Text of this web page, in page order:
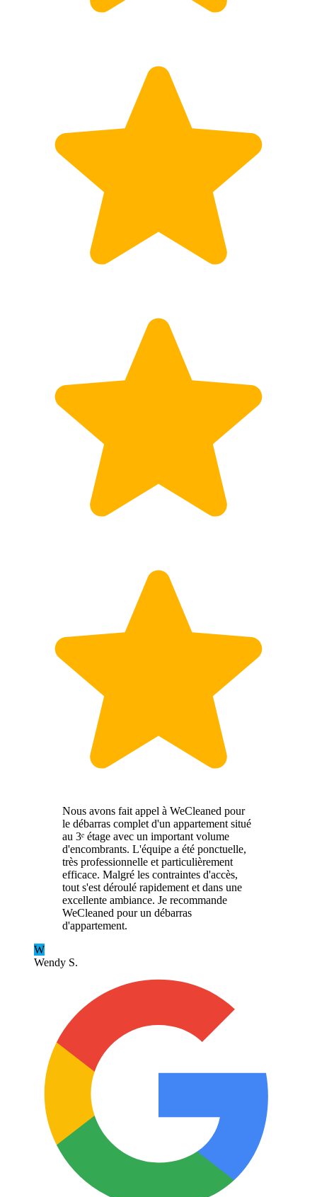
Nous avons fait appel à WeCleaned pour
le débarras complet d'un appartement situé
au 3ᵉ étage avec un important volume
d'encombrants. L'équipe a été ponctuelle,
très professionnelle et particulièrement
efficace. Malgré les contraintes d'accès,
tout s'est déroulé rapidement et dans une
excellente ambiance. Je recommande
WeCleaned pour un débarras
d'appartement.
W
Wendy S.